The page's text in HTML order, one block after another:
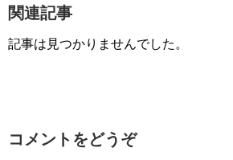
関連記事
記事は見つかりませんでした。
コメントをどうぞ